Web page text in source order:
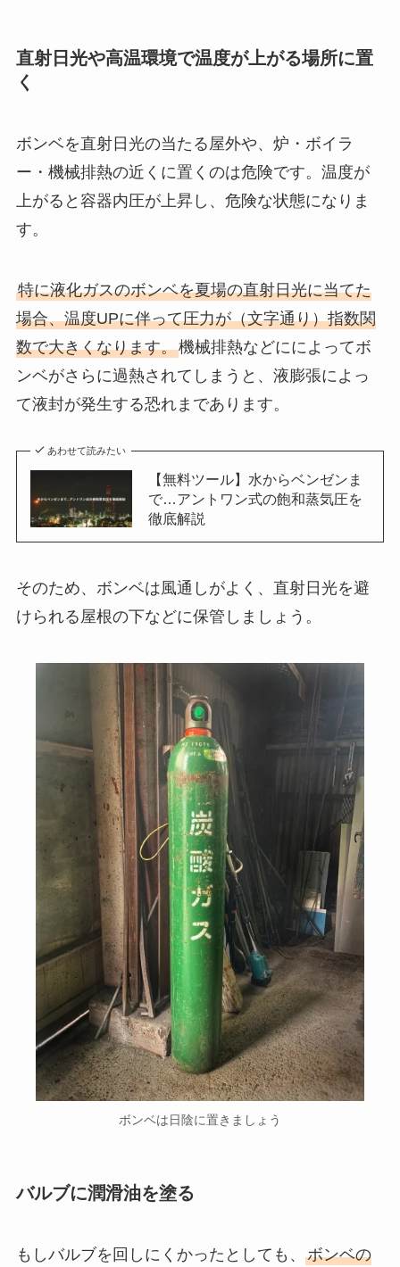
直射日光や高温環境で温度が上がる場所に置
く
ボンベを直射日光の当たる屋外や、炉・ボイラ
ー・機械排熱の近くに置くのは危険です。温度が
上がると容器内圧が上昇し、危険な状態になりま
す。
特に液化ガスのボンベを夏場の直射日光に当てた
場合、温度UPに伴って圧力が（文字通り）指数関
数で大きくなります。機械排熱などにによってボ
ンベがさらに過熱されてしまうと、液膨張によっ
て液封が発生する恐れまであります。
あわせて読みたい
【無料ツール】水からベンゼンま
で…アントワン式の飽和蒸気圧を
徹底解説
そのため、ボンベは風通しがよく、直射日光を避
けられる屋根の下などに保管しましょう。
ボンベは日陰に置きましょう
バルブに潤滑油を塗る
もしバルブを回しにくかったとしても、 ボンベの